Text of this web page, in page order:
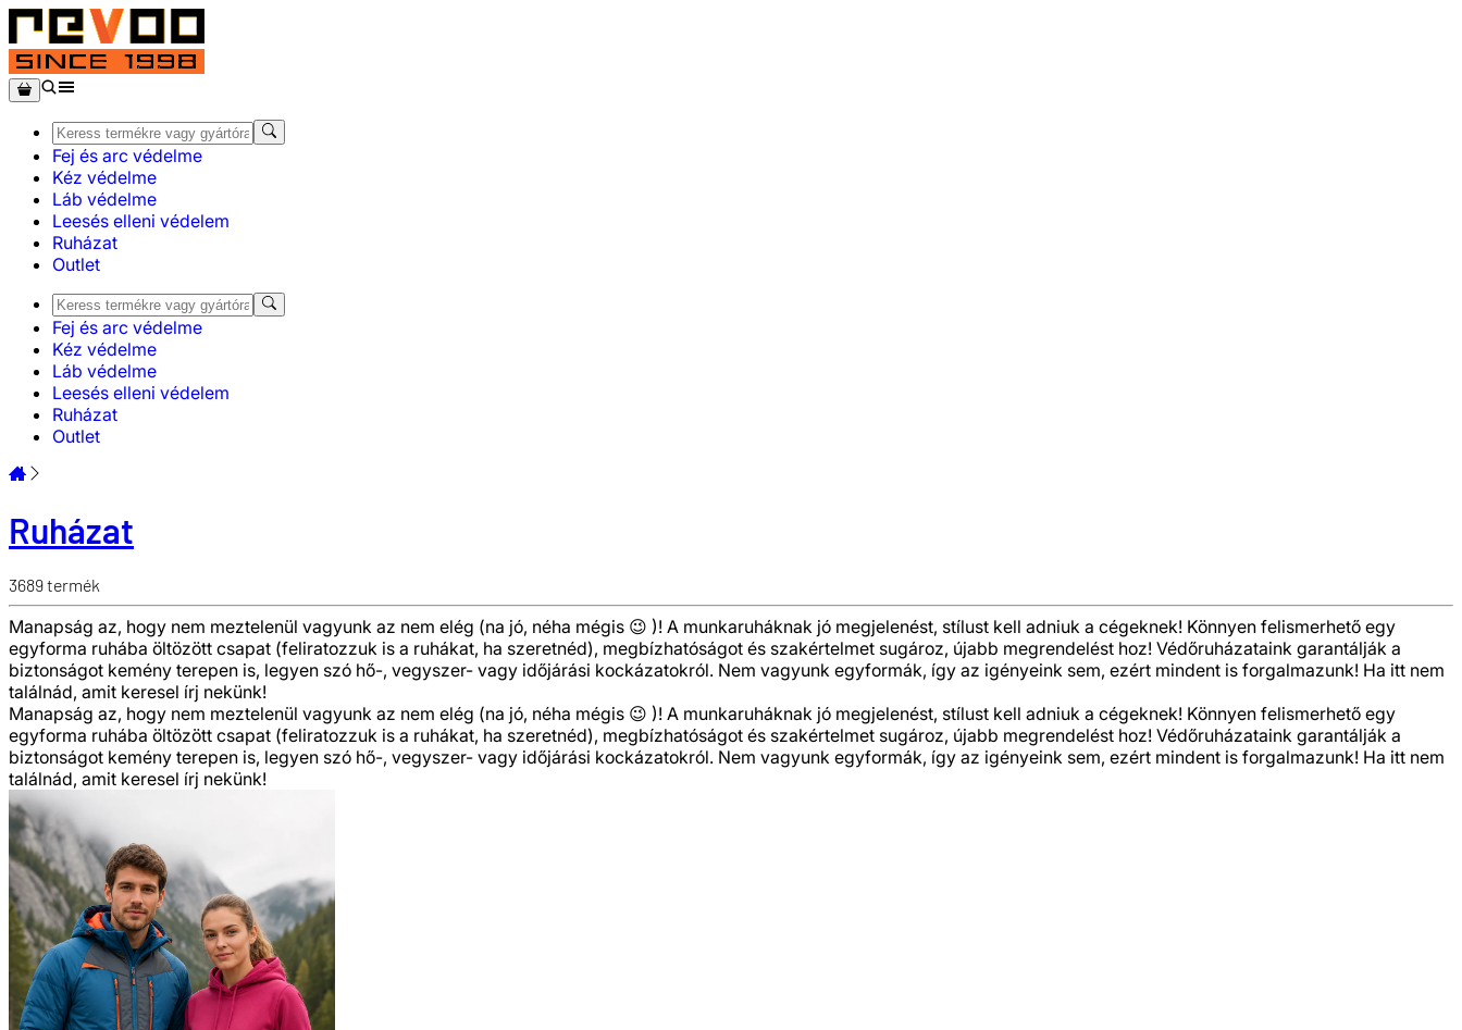
Fej és arc védelme
Kéz védelme
Láb védelme
Leesés elleni védelem
Ruházat
Outlet
Fej és arc védelme
Kéz védelme
Láb védelme
Leesés elleni védelem
Ruházat
Outlet
Ruházat
3689termék
Manapság az, hogy nem meztelenül vagyunk az nem elég (na jó, néha mégis 😉 )! A munkaruháknak jó megjelenést, stílust kell adniuk a cégeknek! Könnyen felismerhető egy
egyforma ruhába öltözött csapat (feliratozzuk is a ruhákat, ha szeretnéd), megbízhatóságot és szakértelmet sugároz, újabb megrendelést hoz! Védőruházataink garantálják a
biztonságot kemény terepen is, legyen szó hő-, vegyszer- vagy időjárási kockázatokról. Nem vagyunk egyformák, így az igényeink sem, ezért mindent is forgalmazunk! Ha itt nem
találnád, amit keresel írj nekünk!
Manapság az, hogy nem meztelenül vagyunk az nem elég (na jó, néha mégis 😉 )! A munkaruháknak jó megjelenést, stílust kell adniuk a cégeknek! Könnyen felismerhető egy
egyforma ruhába öltözött csapat (feliratozzuk is a ruhákat, ha szeretnéd), megbízhatóságot és szakértelmet sugároz, újabb megrendelést hoz! Védőruházataink garantálják a
biztonságot kemény terepen is, legyen szó hő-, vegyszer- vagy időjárási kockázatokról. Nem vagyunk egyformák, így az igényeink sem, ezért mindent is forgalmazunk! Ha itt nem
találnád, amit keresel írj nekünk!